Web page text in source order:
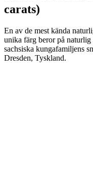
carats)
En av de mest kända
unika färg beror på
sachsiska kungafamiljens
Dresden, Tyskland.